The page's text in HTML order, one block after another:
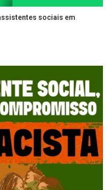
sociais em